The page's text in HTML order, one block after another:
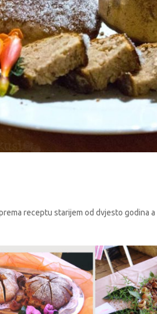
receptu starijem od dvjesto godina a